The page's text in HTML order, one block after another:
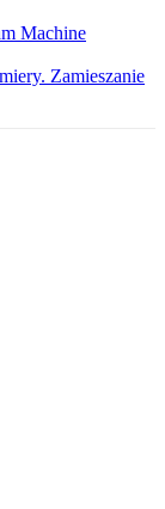
Machine
Zamieszanie